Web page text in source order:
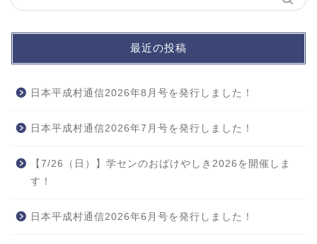
最近の投稿
日本平成村通信2026年8月号を発行しました！
日本平成村通信2026年7月号を発行しました！
【7/26（日）】学センのおばけやしき2026を開催しま
す！
日本平成村通信2026年6月号を発行しました！